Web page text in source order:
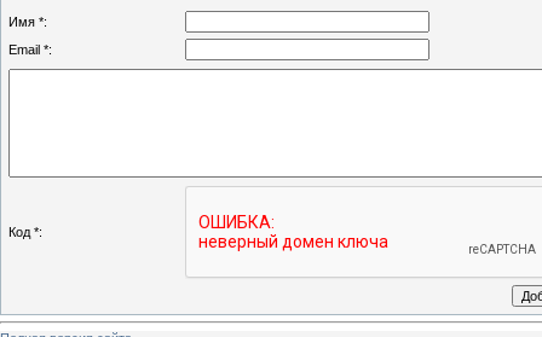
Имя *:
Email *:
Код *: